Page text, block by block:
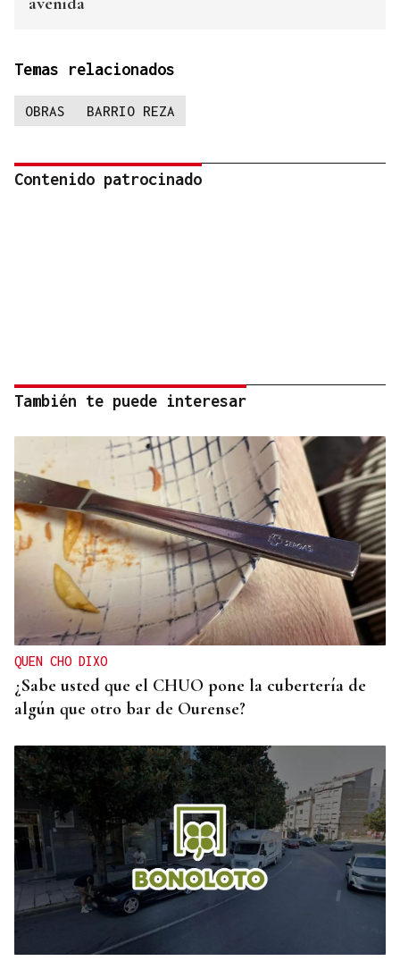
Temas relacionados
OBRAS BARRIO REZA
Contenido patrocinado
También te puede interesar
QUEN CHO DIXO
¿Sabe usted que el CHUO pone la cubertería de
algún que otro bar de Ourense?